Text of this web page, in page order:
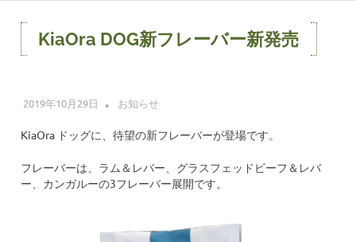
KiaOra DOG新フレーバー新発売
2019年10月29日 レッドハート 株式会社
お知らせ
KiaOra ドッグに、待望の新フレーバーが登場です。
フレーバーは、ラム＆レバー、グラスフェッドビーフ＆レバ
ー、カンガルーの3フレーバー展開です。